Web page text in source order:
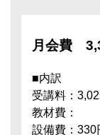
月会費
■内訳
受講料：
教材費：
設備費：330